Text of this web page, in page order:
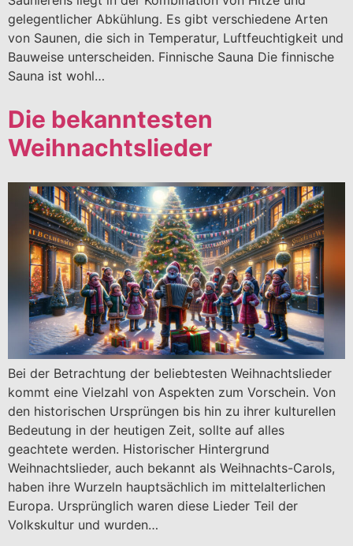
gelegentlicher Abkühlung. Es gibt verschiedene Arten
von Saunen, die sich in Temperatur, Luftfeuchtigkeit und
Bauweise unterscheiden. Finnische Sauna Die finnische
Sauna ist wohl…
Die bekanntesten
Weihnachtslieder
Bei der Betrachtung der beliebtesten Weihnachtslieder
kommt eine Vielzahl von Aspekten zum Vorschein. Von
den historischen Ursprüngen bis hin zu ihrer kulturellen
Bedeutung in der heutigen Zeit, sollte auf alles
geachtete werden. Historischer Hintergrund
Weihnachtslieder, auch bekannt als Weihnachts-Carols,
haben ihre Wurzeln hauptsächlich im mittelalterlichen
Europa. Ursprünglich waren diese Lieder Teil der
Volkskultur und wurden…